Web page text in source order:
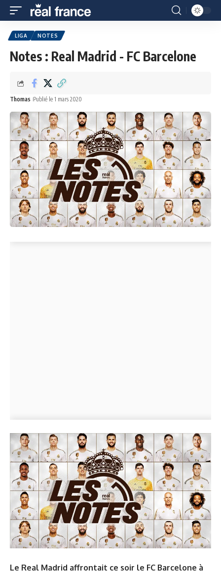
LIGA NOTES
Notes : Real Madrid - FC Barcelone
Thomas Publié le 1 mars 2020
Le Real Madrid affrontait ce soir le FC Barcelone à